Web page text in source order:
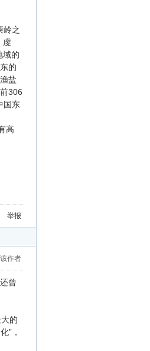
岭之
虔
域的
的
盐
306
国东
高
举报
作者
曾
的
”，